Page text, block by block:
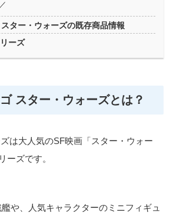
スター・ウォーズの既存商品情報
ーズ
スター・ウォーズとは？
は大人気のSF映画「スター・ウォー
ーズです。
や、人気キャラクターのミニフィギュ